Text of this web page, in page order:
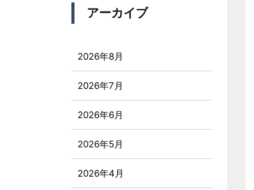
アーカイブ
2026年8月
2026年7月
2026年6月
2026年5月
2026年4月